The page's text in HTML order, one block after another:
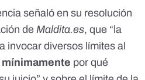
señaló en su resolución
de Maldita.es, que “la
invocar diversos límites al
por qué